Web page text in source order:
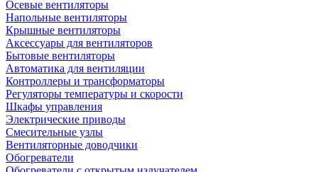
Осевые вентиляторы
Напольные вентиляторы
Крышные вентиляторы
Аксессуары для вентиляторов
Бытовые вентиляторы
Автоматика для вентиляции
Контроллеры и трансформаторы
Регуляторы температуры и скорости
Шкафы управления
Электрические приводы
Смесительные узлы
Вентиляторные доводчики
Обогреватели